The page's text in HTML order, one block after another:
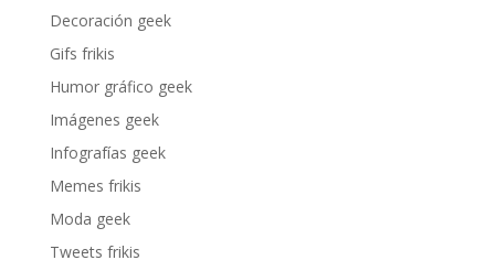
Decoración geek
Gifs frikis
Humor gráfico geek
Imágenes geek
Infografías geek
Memes frikis
Moda geek
Tweets frikis